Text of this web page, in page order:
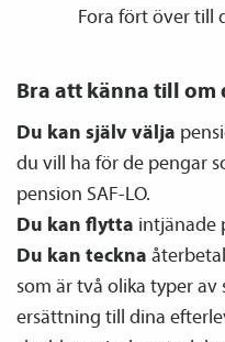
Fora fört över till
Bra att känna till om
Du kan självvälja
du vill ha för de pengar
pension SAF-LO.
Du kan flytta intjänade
Du kan teckna
som är två olika typer av
ersättning till dina